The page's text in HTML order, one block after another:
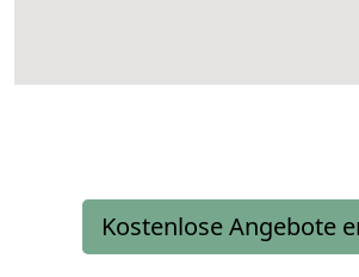
Kostenlose Angebote